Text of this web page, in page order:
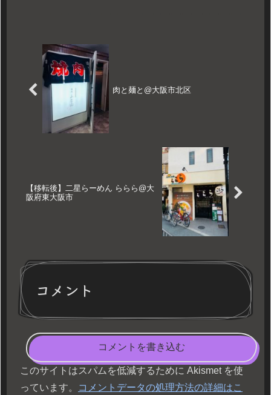
肉と麺と@大阪市北区
【移転後】二星らーめん ららら@大
阪府東大阪市
コメント
コメントを書き込む
このサイトはスパムを低減するために Akismet を使
っています。
コメントデータの処理方法の詳細はこ